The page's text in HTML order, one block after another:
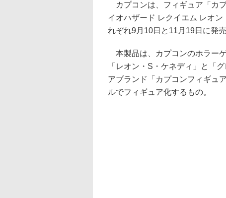
カプコンは、フィギュア「カ
イオハザード レクイエム レオ
れぞれ9月10日と11月19日に発
本製品は、カプコンのホラー
「レオン・S・ケネディ」と「
アブランド「カプコンフィギュ
ルでフィギュア化するもの。